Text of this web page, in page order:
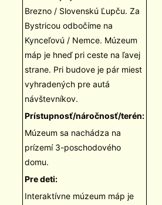
Brezno / Slovenskú Ľupču. Za
Bystricou odbočíme na
Kynceľovú / Nemce. Múzeum
máp je hneď pri ceste na ľavej
strane. Pri budove je pár miest
vyhradených pre autá
návštevníkov.
Prístupnosť/náročnosť/terén:
Múzeum sa nachádza na
prízemí 3-poschodového
domu.
Pre deti:
Interaktívne múzeum máp je